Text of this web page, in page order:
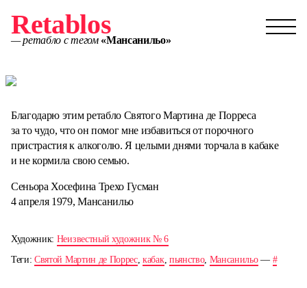
Retablos
— ретабло с тегом «Мансанильо»
Благодарю этим ретабло Святого Мартина де Порреса
за то чудо, что он помог мне избавиться от порочного
пристрастия к алкоголю. Я целыми днями торчала в кабаке
и не кормила свою семью.
Сеньора Хосефина Трехо Гусман
4 апреля 1979, Мансанильо
Художник: Неизвестный художник № 6
Теги:Святой Мартин де Поррес,кабак, пьянство, Мансанильо— #